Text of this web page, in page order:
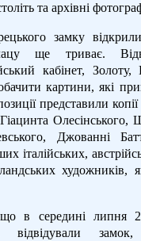
та архівні
замку
ще триває.
кабінет, Золоту,
картини, які
представили
Олесінського,
Джованні
італійських,
художників,
в середині липня
відвідували